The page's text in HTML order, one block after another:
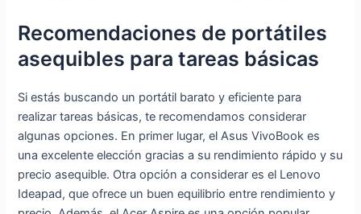
Recomendaciones de portátiles
asequibles para tareas básicas
Si estás buscando un portátil barato y eficiente para
realizar tareas básicas, te recomendamos considerar
algunas opciones. En primer lugar, el Asus VivoBook es
una excelente elección gracias a su rendimiento rápido y su
precio asequible. Otra opción a considerar es el Lenovo
Ideapad, que ofrece un buen equilibrio entre rendimiento y